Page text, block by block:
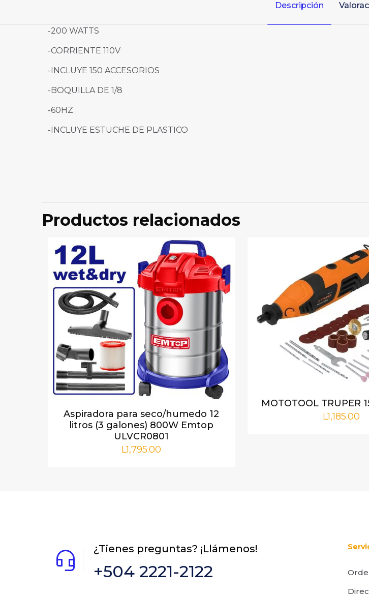
Descripción
-200 WATTS
-CORRIENTE 110V
-INCLUYE 150 ACCESORIOS
-BOQUILLA DE 1/8
-60HZ
-INCLUYE ESTUCHE DE PLASTICO
marcados con
Tu puntuación*
estrellas
2 de 5
estrellas
Nombre*
Correo
electrónico*
Productos relacionados
Aspiradora para seco/humedo 12
litros (3 galones) 800W Emtop
ULVCR0801
L1,795.00
MOTOTOOL TRUPER
L1,185.00
¿Tienes preguntas? ¡Llámenos!
+504 2221-2122